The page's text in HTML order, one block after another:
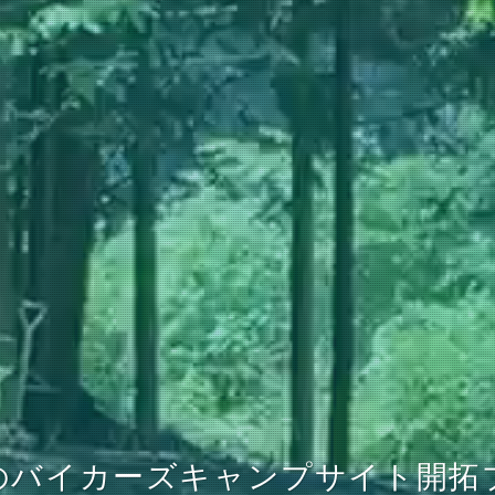
バイカーズキャンプサイト開拓